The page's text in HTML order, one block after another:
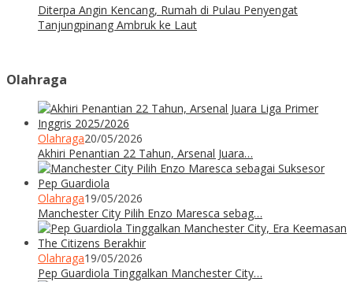
Diterpa Angin Kencang, Rumah di Pulau Penyengat
Tanjungpinang Ambruk ke Laut
Olahraga
Olahraga20/05/2026
Akhiri Penantian 22 Tahun, Arsenal Juara…
Olahraga19/05/2026
Manchester City Pilih Enzo Maresca sebag…
Olahraga19/05/2026
Pep Guardiola Tinggalkan Manchester City…